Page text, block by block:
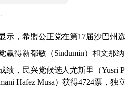
示，希盟公正党在第17届沙巴州
赢得新都敏（Sindumin）和文那
绩，民兴党候选人尤斯里（Yusri
Hafez Musa）获得4724票，独